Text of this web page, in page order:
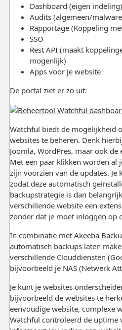
Dashboard (eigen indeling)
Audits (algemeen/
Rapportage (Koppeling
SSO
Rest API (maakt
mogenlijk)
Apps voor je website
De portal ziet er zo uit:
Watchful biedt de mogelijkheid
websites te beheren. Denk
Joomla, WordPres, maar ook de
Met een paar klikken worden al
zijn voorzien van de updates. Je
zodat deze automatisch
backupstrategie is dan
verschillende website een
zonder dat je moet inloggen op
In combinatie met Akeeba
automatisch backups laten
verschillende Clouddiensten
bijvoorbeeld je NAS (Netwerk
Je kunt je websites
bijvoorbeeld de websites te
eenvoudige website, complexe
Watchful controleerd de uptime